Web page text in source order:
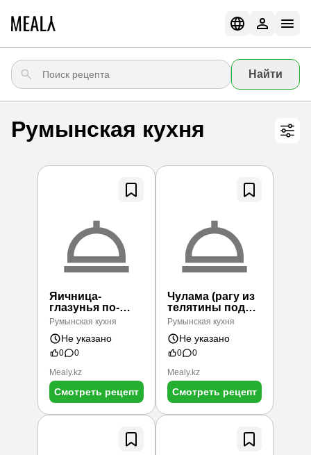
Найти
Румынская кухня
Яичница-
глазунья по-
румынски
Румынская кухня
Не указано
0
0
Mealy.kz
Смотреть рецепт
Чулама (рагу из
телятины под
белым соусом)
Румынская кухня
Не указано
0
0
Mealy.kz
Смотреть рецепт